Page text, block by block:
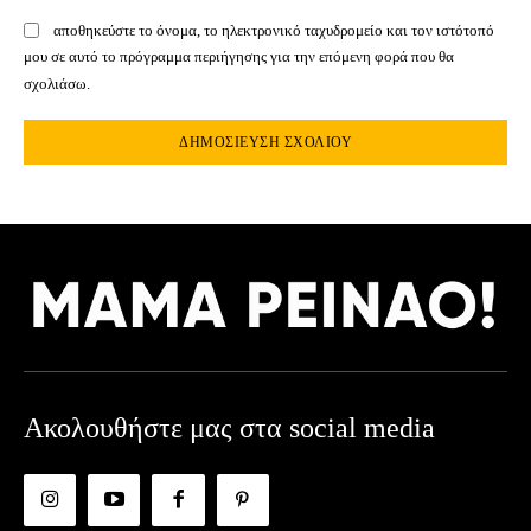
αποθηκεύστε το όνομα, το ηλεκτρονικό ταχυδρομείο και τον ιστότοπό
μου σε αυτό το πρόγραμμα περιήγησης για την επόμενη φορά που θα
σχολιάσω.
Ακολουθήστε μας στα social media